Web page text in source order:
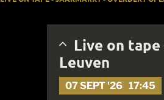
Live on
Leuven
07 SEPT '26 17:45